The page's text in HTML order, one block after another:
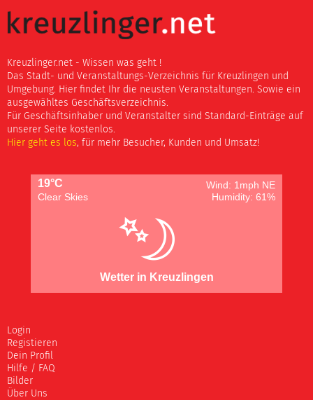
Kreuzlinger.net - Wissen was geht !
Das Stadt- und Veranstaltungs-Verzeichnis für Kreuzlingen und
Umgebung. Hier findet Ihr die neusten Veranstaltungen. Sowie ein
ausgewähltes Geschäftsverzeichnis.
Für Geschäftsinhaber und Veranstalter sind Standard-Einträge auf
unserer Seite kostenlos.
Hier geht es los, für mehr Besucher, Kunden und Umsatz!
19°C
Wind: 1mph NE
Clear Skies
Humidity: 61%
Wetter in Kreuzlingen
Login
Registieren
Dein Profil
Hilfe / FAQ
Bilder
Über Uns